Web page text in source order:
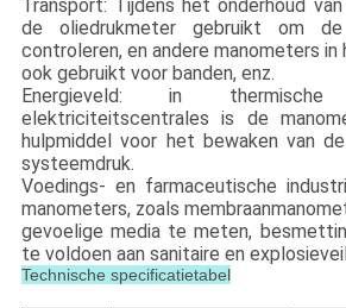
Transport: Tijdens het onderhoud
de oliedrukmeter gebruikt om
controleren, en andere manometers
ook gebruikt voor banden, enz.
Energieveld: in
elektriciteitscentrales is de
hulpmiddel voor het bewaken van
systeemdruk.
Voedings- en farmaceutische
manometers, zoals
gevoelige media te meten,
te voldoen aan sanitaire en
Technische specificatietabel